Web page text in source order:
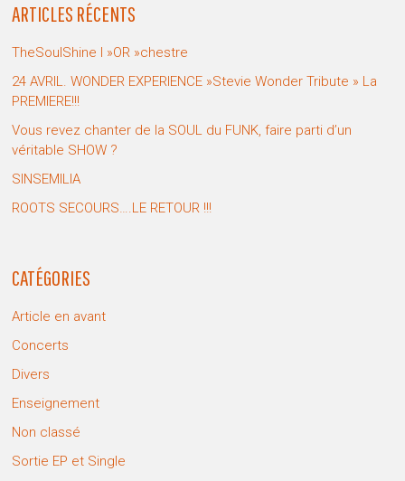
ARTICLES RÉCENTS
TheSoulShine l »OR »chestre
24 AVRIL. WONDER EXPERIENCE »Stevie Wonder Tribute » La
PREMIERE!!!
Vous revez chanter de la SOUL du FUNK, faire parti d’un
véritable SHOW ?
SINSEMILIA
ROOTS SECOURS….LE RETOUR !!!
CATÉGORIES
Article en avant
Concerts
Divers
Enseignement
Non classé
Sortie EP et Single